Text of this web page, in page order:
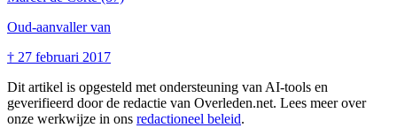
Oud-aanvaller van
† 27 februari 2017
Dit artikel is opgesteld met ondersteuning van AI-tools en
geverifieerd door de redactie van Overleden.net. Lees meer over
onze werkwijze in ons redactioneel beleid.